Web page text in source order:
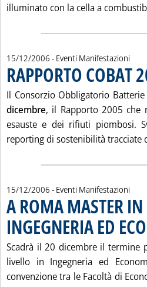
illuminato con la cella a
15/12/2006 - Eventi Manifestazioni
RAPPORTO COBAT
Il Consorzio Obbligatorio
dicembre, il Rapporto 2005 che
esauste e dei rifiuti piombosi.
reporting di sostenibilità tracciate
15/12/2006 - Eventi Manifestazioni
A ROMA MASTER IN
INGEGNERIA ED
Scadrà il 20 dicembre il termine
livello in Ingegneria ed
convenzione tra le Facoltà di